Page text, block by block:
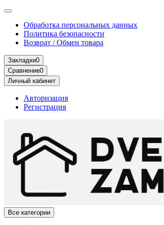
Обработка персональных данных
Политика безопасности
Возврат / Обмен товара
Закладки0
Сравнение0
Личный кабинет
Авторизация
Регистрация
Все категории